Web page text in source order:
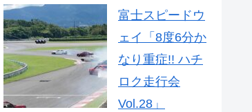
富士スピードウ
ェイ「8度6分か
なり重症!! ハチ
ロク走行会
Vol.28」